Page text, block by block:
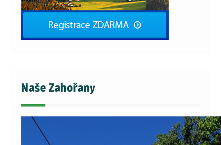
Naše Zahořany